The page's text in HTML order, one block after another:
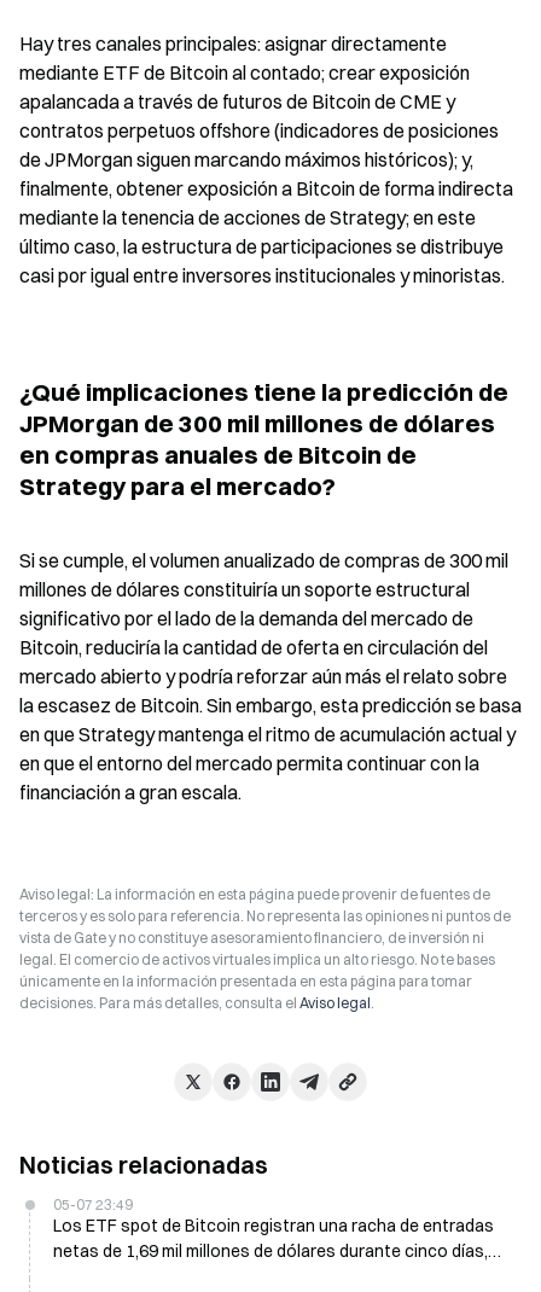
Hay tres canales principales: asignar directamente
mediante ETF de Bitcoin al contado; crear exposición
apalancada a través de futuros de Bitcoin de CME y
contratos perpetuos offshore (indicadores de posiciones
de JPMorgan siguen marcando máximos históricos); y,
finalmente, obtener exposición a Bitcoin de forma indirecta
mediante la tenencia de acciones de Strategy; en este
último caso, la estructura de participaciones se distribuye
casi por igual entre inversores institucionales y minoristas.
¿Qué implicaciones tiene la predicción de
JPMorgan de 300 mil millones de dólares
en compras anuales de Bitcoin de
Strategy para el mercado?
Si se cumple, el volumen anualizado de compras de 300 mil
millones de dólares constituiría un soporte estructural
significativo por el lado de la demanda del mercado de
Bitcoin, reduciría la cantidad de oferta en circulación del
mercado abierto y podría reforzar aún más el relato sobre
la escasez de Bitcoin. Sin embargo, esta predicción se basa
en que Strategy mantenga el ritmo de acumulación actual y
en que el entorno del mercado permita continuar con la
financiación a gran escala.
Aviso legal: La información en esta página puede provenir de fuentes de
terceros y es solo para referencia. No representa las opiniones ni puntos de
vista de Gate y no constituye asesoramiento financiero, de inversión ni
legal. El comercio de activos virtuales implica un alto riesgo. No te bases
únicamente en la información presentada en esta página para tomar
decisiones. Para más detalles, consulta el Aviso legal.
Noticias relacionadas
05-07 23:49
Los ETF spot de Bitcoin registran una racha de entradas
netas de 1,69 mil millones de dólares durante cinco días,